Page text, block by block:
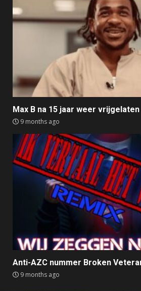
Max B na 15 jaar weer vrijgelaten
9 months ago
Anti-AZC nummer Broken
9 months ago